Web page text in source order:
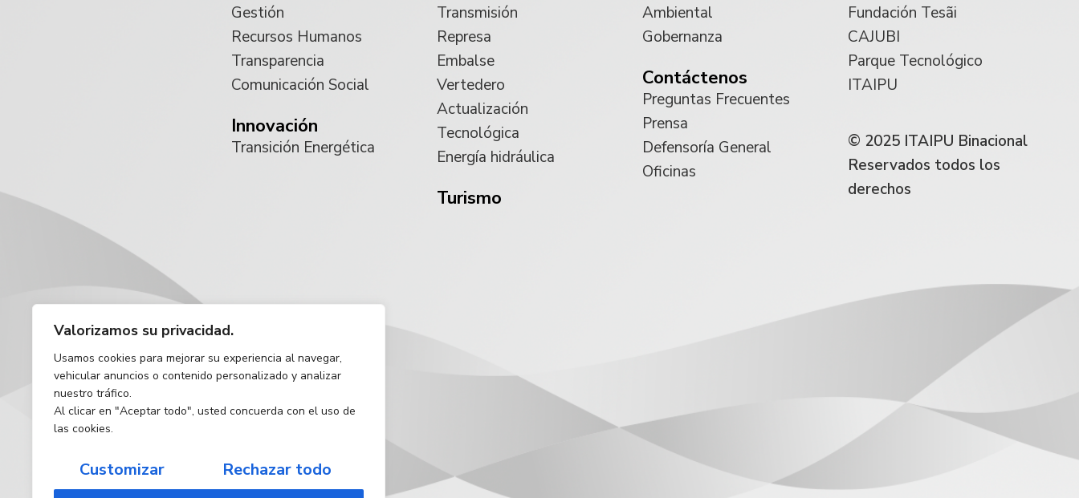
Valorizamos su privacidad.
Usamos cookies para mejorar su experiencia al navegar,
vehicular anuncios o contenido personalizado y analizar
nuestro tráfico.
Al clicar en "Aceptar todo", usted concuerda con el uso de
las cookies.
Customizar
Rechazar todo
Gestión
Recursos Humanos
Transparencia
Comunicación Social
Innovación
Transición Energética
Transmisión
Represa
Embalse
Vertedero
Actualización
Tecnológica
Energía hidráulica
Turismo
Ambiental
Gobernanza
Contáctenos
Preguntas Frecuentes
Prensa
Defensoría General
Oficinas
Fundación Tesãi
CAJUBI
Parque Tecnológico
ITAIPU
© 2025 ITAIPU Binacional
Reservados todos los
derechos